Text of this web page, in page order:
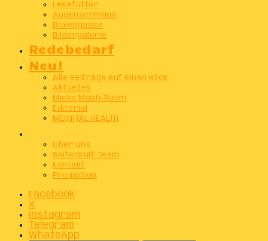
Lesefutter
Augenschmaus
Boxengasse
Bildergalerie
Redebedarf
Neu!
Alle Beiträge auf einen Blick
Aktuelles
Micks Mush-Room
Editorial
ME(N)TAL HEALTH
Über uns
SaitenKult-Team
Kontakt
Promotion
Facebook
X
Instagram
Telegram
WhatsApp